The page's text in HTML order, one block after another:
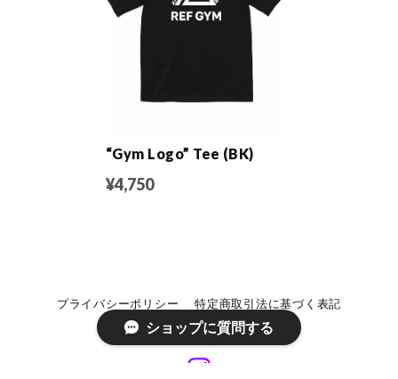
“Gym Logo” Tee (BK)
¥4,750
プライバシーポリシー 特定商取引法に基づく表記
ショップに質問する